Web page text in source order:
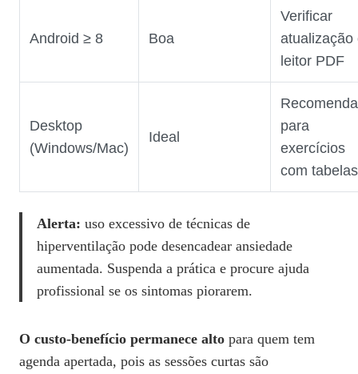
Android ≥ 8 Boa
Verificar
atualização
leitor PDF
Desktop
(Windows/Mac)
Ideal
para
exercícios
com tabelas
Alerta: uso excessivo de técnicas de
hiperventilação pode desencadear ansiedade
aumentada. Suspenda a prática e procure ajuda
profissional se os sintomas piorarem.
O custo‑benefício permanece alto para quem tem
agenda apertada, pois as sessões curtas são